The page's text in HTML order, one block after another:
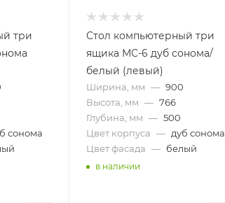
три
сонома
Стол компьютерный три
ящика МС-6 дуб сонома/
белый (левый)
Ширина, мм — 900
Высота, мм — 766
Глубина, мм — 500
Цвет корпуса — дуб сонома
Цвет фасада — белый
в наличии